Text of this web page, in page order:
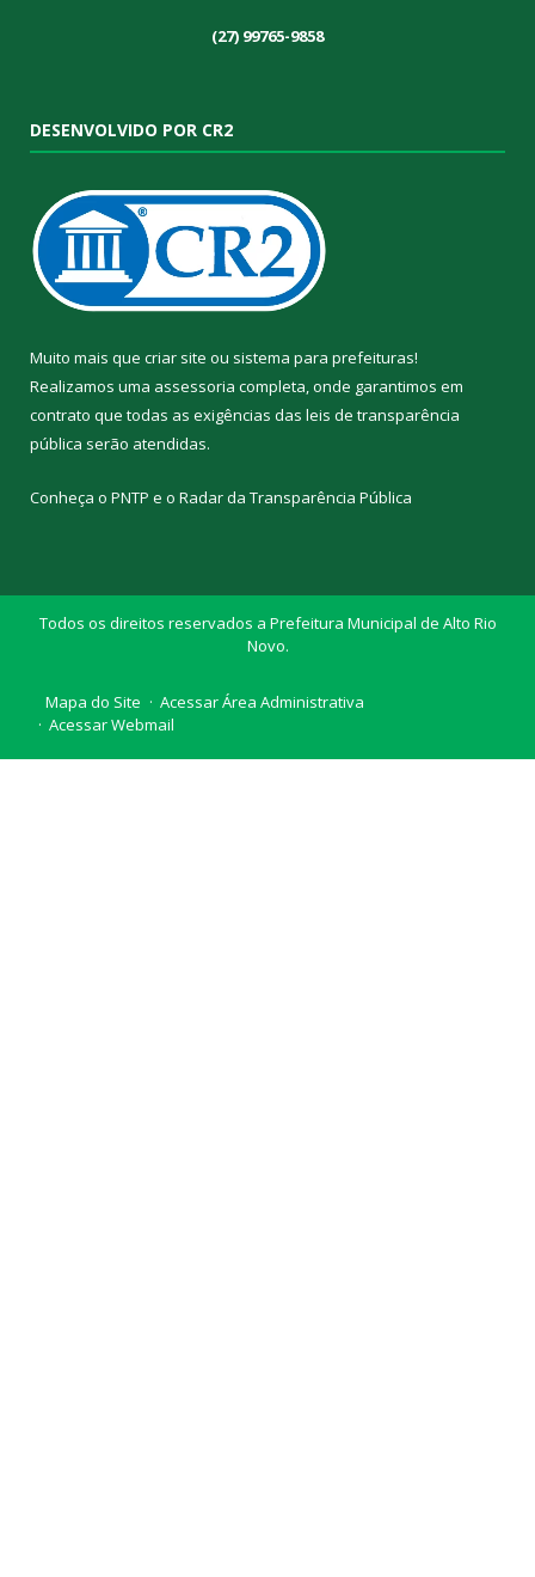
(27) 99765-9858
DESENVOLVIDO POR CR2
Muito mais que criar site ou sistema para prefeituras!
Realizamos uma assessoria completa, onde garantimos em
contrato que todas as exigências das leis de transparência
pública serão atendidas.
Conheça o PNTP e o Radar da Transparência Pública
Todos os direitos reservados a Prefeitura Municipal de Alto Rio
Novo.
Mapa do Site
Acessar Área Administrativa
Acessar Webmail